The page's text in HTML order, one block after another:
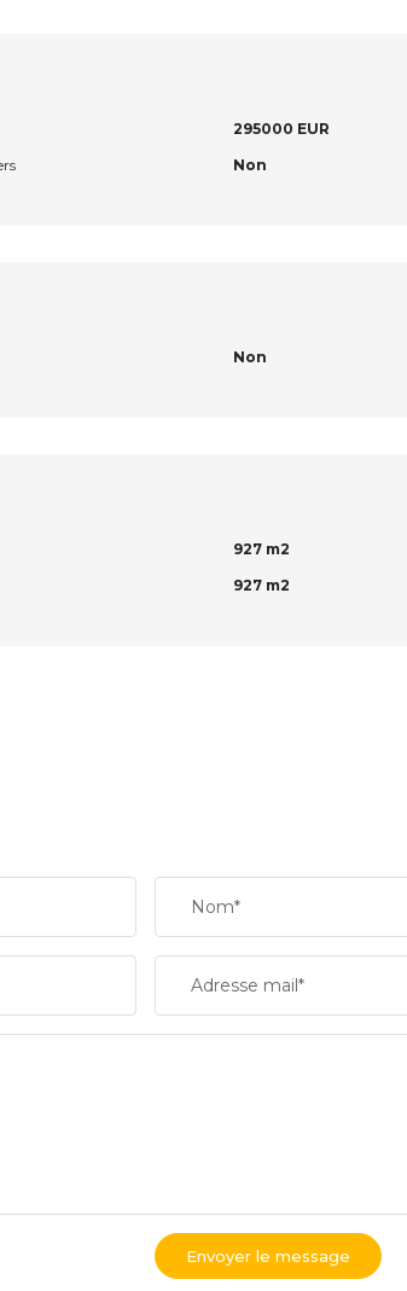
295000 EUR
Non
Non
927 m2
927 m2
Nom*
Adresse mail*
Envoyer le message